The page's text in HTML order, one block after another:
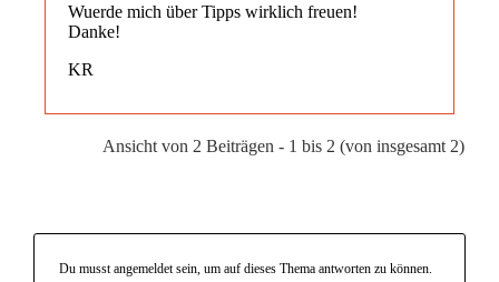
Wuerde mich über Tipps wirklich freuen!
Danke!
KR
Ansicht von 2 Beiträgen - 1 bis 2 (von insgesamt 2)
Du musst angemeldet sein, um auf dieses Thema antworten zu können.